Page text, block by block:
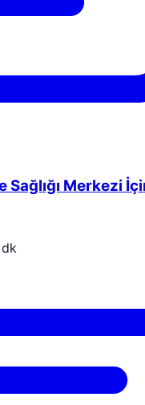
Sağlığı Merkezi